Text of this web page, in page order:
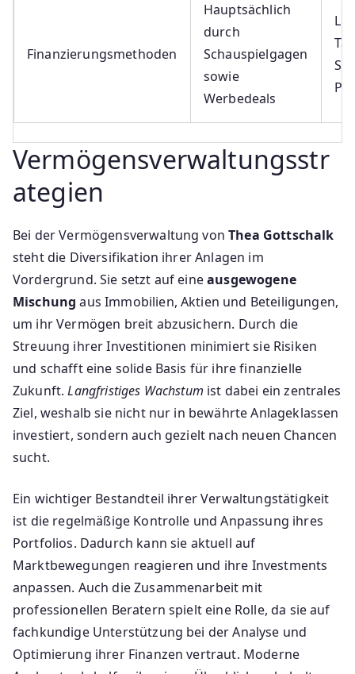
Finanzierungsmethoden
Hauptsächlich
durch
Schauspielgagen
sowie
Werbedeals
Vermögensverwaltungsstr
ategien
Bei der Vermögensverwaltung vonThea Gottschalk
steht die Diversifikation ihrer Anlagen im
Vordergrund. Sie setzt auf eineausgewogene
Mischung aus Immobilien, Aktien und Beteiligungen,
um ihr Vermögen breit abzusichern. Durch die
Streuung ihrer Investitionen minimiert sie Risiken
und schafft eine solide Basis für ihre finanzielle
Zukunft.Langfristiges Wachstum ist dabei ein zentrales
Ziel, weshalb sie nicht nur in bewährte Anlageklassen
investiert, sondern auch gezielt nach neuen Chancen
sucht.
Ein wichtiger Bestandteil ihrer Verwaltungstätigkeit
ist die regelmäßige Kontrolle und Anpassung ihres
Portfolios. Dadurch kann sie aktuell auf
Marktbewegungen reagieren und ihre Investments
anpassen. Auch die Zusammenarbeit mit
professionellen Beratern spielt eine Rolle, da sie auf
fachkundige Unterstützung bei der Analyse und
Optimierung ihrer Finanzen vertraut. Moderne